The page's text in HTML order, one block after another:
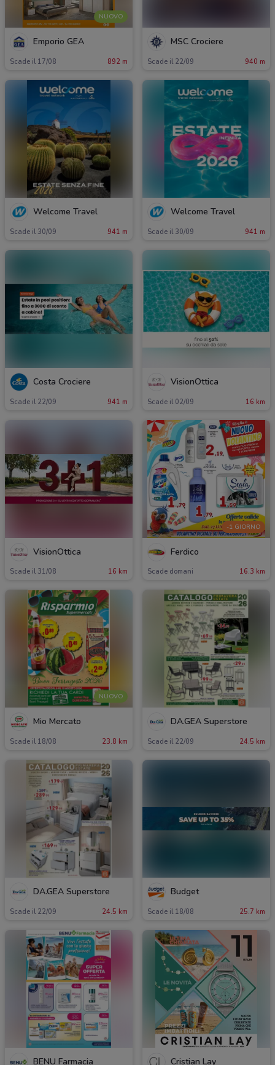
NUOVO
Emporio GEA
Scade il 17/08 892 m
MSC Crociere
Scade il 22/09 940 m
Welcome Travel
Scade il 30/09 941 m
Welcome Travel
Scade il 30/09 941 m
Costa Crociere
Scade il 22/09 941 m
VisionOttica
Scade il 02/09 16 km
VisionOttica
Scade il 31/08 16 km
-1 GIORNO
Ferdico
Scade domani 16.3 km
NUOVO
Mio Mercato
Scade il 18/08 23.8 km
DA.GEA Superstore
Scade il 22/09 24.5 km
DA.GEA Superstore
Scade il 22/09 24.5 km
Budget
Scade il 18/08 25.7 km
BENU Farmacia Cristian Lay